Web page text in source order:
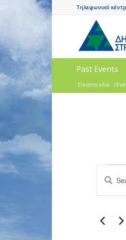
Τηλεφωνικό
Past Events
Είσαστε εδώ: /
and
Views
Enter
Keyword.
Search
Events